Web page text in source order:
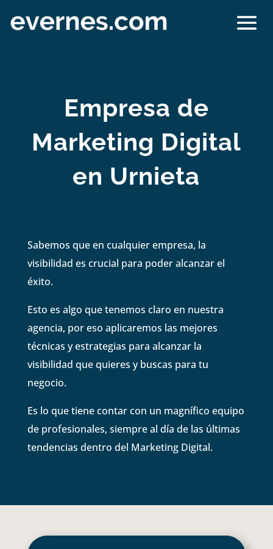
Empresa de
Marketing Digital
en Urnieta
Sabemos que en cualquier empresa, la
visibilidad es crucial para poder alcanzar el
éxito.
Esto es algo que tenemos claro en nuestra
agencia, por eso aplicaremos las mejores
técnicas y estrategias para alcanzar la
visibilidad que quieres y buscas para tu
negocio.
Es lo que tiene contar con un magnífico equipo
de profesionales, siempre al día de las últimas
tendencias dentro del Marketing Digital.